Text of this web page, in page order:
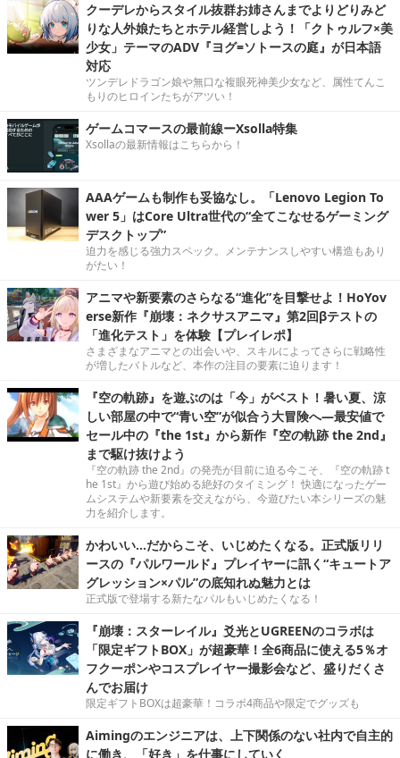
クーデレからスタイル抜群お姉さんまでよりどりみど
りな人外娘たちとホテル経営しよう！「クトゥルフ×美
少女」テーマのADV『ヨグ=ソトースの庭』が日本語
対応
ツンデレドラゴン娘や無口な複眼死神美少女など、属性てんこ
もりのヒロインたちがアツい！
ゲームコマースの最前線ーXsolla特集
Xsollaの最新情報はこちらから！
AAAゲームも制作も妥協なし。「Lenovo Legion To
wer 5」はCore Ultra世代の“全てこなせるゲーミング
デスクトップ”
迫力を感じる強力スペック。メンテナンスしやすい構造もあり
がたい！
アニマや新要素のさらなる“進化”を目撃せよ！HoYov
erse新作『崩壊：ネクサスアニマ』第2回βテストの
「進化テスト」を体験【プレイレポ】
さまざまなアニマとの出会いや、スキルによってさらに戦略性
が増したバトルなど、本作の注目の要素に迫ります！
『空の軌跡』を遊ぶのは「今」がベスト！暑い夏、涼
しい部屋の中で“青い空”が似合う大冒険へ―最安値で
セール中の『the 1st』から新作『空の軌跡 the 2nd』
まで駆け抜けよう
『空の軌跡 the 2nd』の発売が目前に迫る今こそ、『空の軌跡 t
he 1st』から遊び始める絶好のタイミング！ 快適になったゲー
ムシステムや新要素を交えながら、今遊びたい本シリーズの魅
力を紹介します。
かわいい…だからこそ、いじめたくなる。正式版リリ
ースの『パルワールド』プレイヤーに訊く“キュートア
グレッション×パル”の底知れぬ魅力とは
正式版で登場する新たなパルもいじめたくなる！
『崩壊：スターレイル』爻光とUGREENのコラボは
「限定ギフトBOX」が超豪華！全6商品に使える5％オ
フクーポンやコスプレイヤー撮影会など、盛りだくさ
んでお届け
限定ギフトBOXは超豪華！コラボ4商品や限定でグッズも
Aimingのエンジニアは、上下関係のない社内で自主的
に働き、「好き」を仕事にしていく